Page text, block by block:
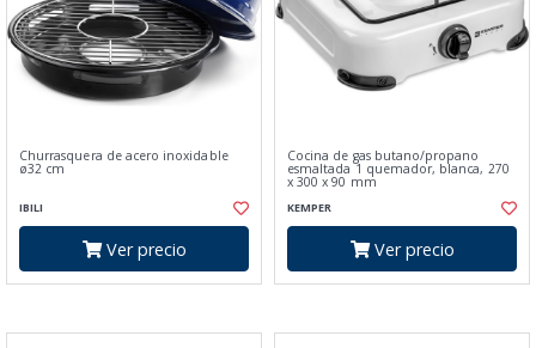
Churrasquera de acero inoxidable
ø32 cm
IBILI
Ver precio
Cocina de gas butano/propano
esmaltada 1 quemador, blanca, 270
x 300 x 90 mm
KEMPER
Ver precio